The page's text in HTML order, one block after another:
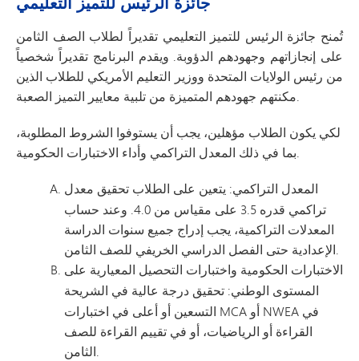
تُمنح جائزة الرئيس للتميز التعليمي تقديراً لطلاب الصف الثامن
على إنجازاتهم وجهودهم الدؤوبة. ويقدم البرنامج تقديراً شخصياً
من رئيس الولايات المتحدة ووزير التعليم الأمريكي للطلاب الذين
مكنتهم جهودهم المتميزة من تلبية معايير التميز الصعبة.
لكي يكون الطلاب مؤهلين، يجب أن يستوفوا الشروط المطلوبة،
بما في ذلك المعدل التراكمي وأداء الاختبارات الحكومية.
المعدل التراكمي: يتعين على الطلاب تحقيق معدل
تراكمي قدره 3.5 على مقياس من 4.0. وعند حساب
المعدلات التراكمية، يجب إدراج جميع سنوات الدراسة
الإعدادية حتى الفصل الدراسي الخريفي للصف الثامن.
الاختبارات الحكومية واختبارات التحصيل المعيارية على
المستوى الوطني: تحقيق درجة عالية في الشريحة
التسعين أو أعلى في اختبارات MCA أو NWEA في
القراءة أو الرياضيات، أو في تقييم القراءة للصف
الثامن.